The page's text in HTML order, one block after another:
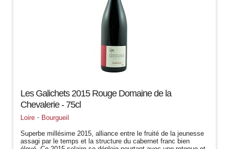
Les Galichets 2015 Rouge Domaine de la
Chevalerie - 75cl
Loire - Bourgueil
Superbe millésime 2015, alliance entre le fruité de la jeunesse
assagi par le temps et la structure du cabernet franc bien